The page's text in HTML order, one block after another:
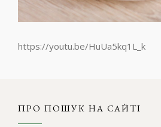
https://youtu.be/HuUa5kq1L_k
ПРО ПОШУК НА САЙТІ